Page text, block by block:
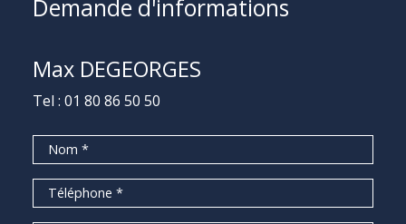
Demande d'informations
Max DEGEORGES
Tel : 01 80 86 50 50